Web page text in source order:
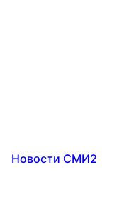
Новости СМИ2